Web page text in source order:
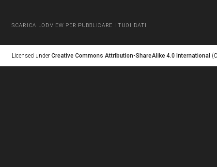
SCARICA LODVIEW PER PUBBLICARE I TUOI DATI
Licensed under Creative Commons Attribution-ShareAlike 4.0 International